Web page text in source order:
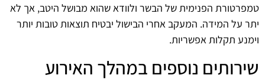
טמפרטורת הפנימית של הבשר ולוודא שהוא מבושל היטב, אך לא
יתר על המידה. המעקב אחרי הבישול יבטיח תוצאות טובות יותר
וימנע תקלות אפשריות.
שירותים נוספים במהלך האירוע